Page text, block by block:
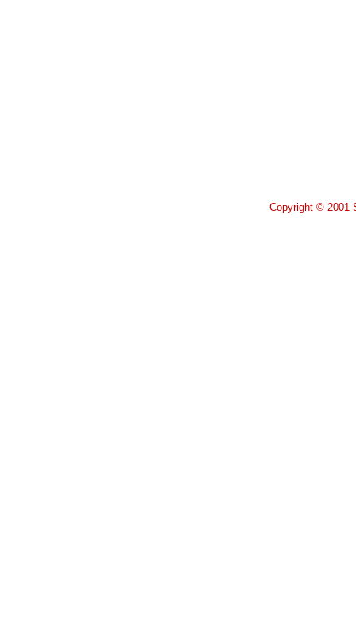
Copyright © 2001